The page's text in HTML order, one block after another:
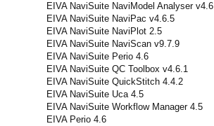
EIVA NaviSuite NaviModel Analyser v4.6
EIVA NaviSuite NaviPac v4.6.5
EIVA NaviSuite NaviPlot 2.5
EIVA NaviSuite NaviScan v9.7.9
EIVA NaviSuite Perio 4.6
EIVA NaviSuite QC Toolbox v4.6.1
EIVA NaviSuite QuickStitch 4.4.2
EIVA NaviSuite Uca 4.5
EIVA NaviSuite Workflow Manager 4.5
EIVA Perio 4.6